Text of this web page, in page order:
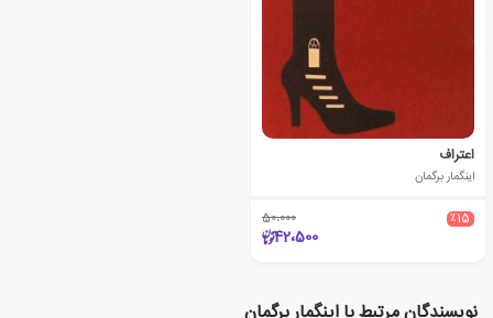
اعتراف
اینگمار برگمان
٪15 50،000
42،500